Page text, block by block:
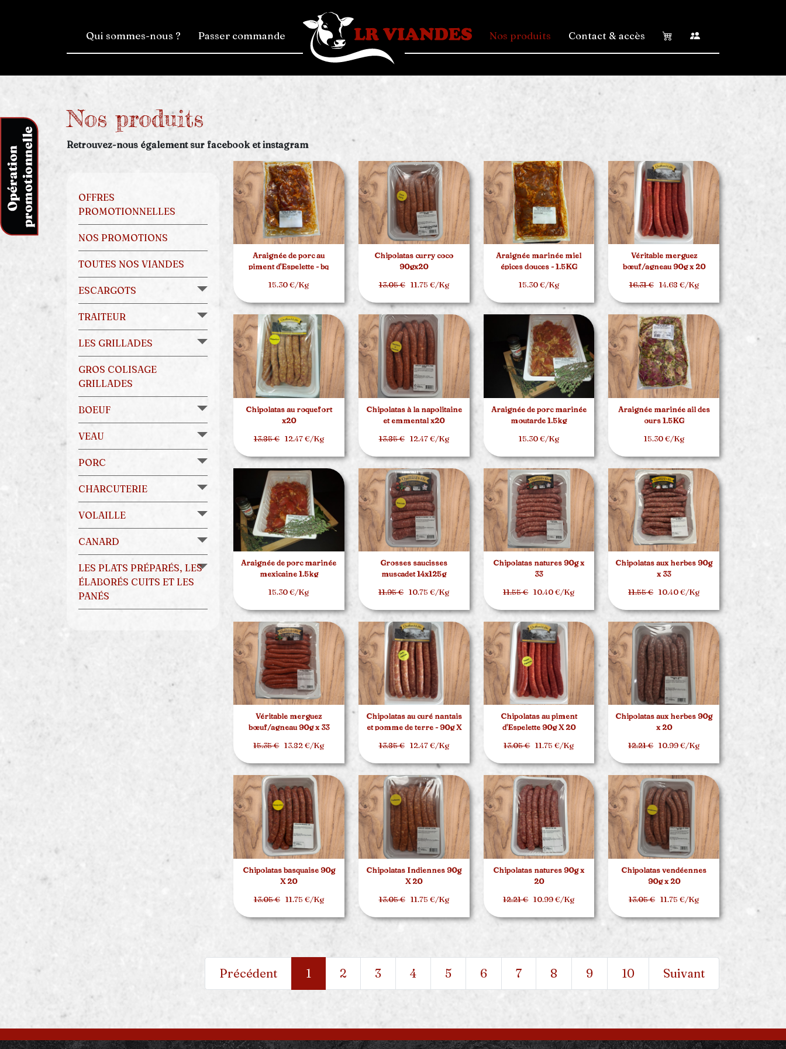
Qui sommes-nous ? Passer commande Nos produits Contact & accès
Nos produits
Retrouvez-nous également sur facebook et instagram
OFFRES
PROMOTIONNELLES
NOS PROMOTIONS
TOUTES NOS VIANDES
ESCARGOTS
TRAITEUR
LES GRILLADES
GROS COLISAGE
GRILLADES
BOEUF
VEAU
PORC
CHARCUTERIE
VOLAILLE
CANARD
LES PLATS PRÉPARÉS, LES
ÉLABORÉS CUITS ET LES
PANÉS
Araignée de porc au
piment d'Espelette - bq
15.30 €/Kg
Chipolatas curry coco
90gx20
13.05 €11.75 €/Kg
Araignée marinée miel
épices douces - 1.5KG
15.30 €/Kg
Véritable merguez
bœuf/agneau 90g x 20
16.31 €14.68 €/Kg
Chipolatas au roquefort
x20
13.85 €12.47 €/Kg
Chipolatas à la napolitaine
et emmental x20
13.85 €12.47 €/Kg
Araignée de porc marinée
moutarde 1.5kg
15.30 €/Kg
Araignée marinée ail des
ours 1.5KG
15.30 €/Kg
Araignée de porc marinée
mexicaine 1.5kg
15.30 €/Kg
Grosses saucisses
muscadet 14x125g
11.95 €10.75 €/Kg
Chipolatas natures 90g x
33
11.55 €10.40 €/Kg
Chipolatas aux herbes 90g
x 33
11.55 €10.40 €/Kg
Véritable merguez
bœuf/agneau 90g x 33
15.35 €13.82 €/Kg
Chipolatas au curé nantais
et pomme de terre - 90g X
13.85 €12.47 €/Kg
Chipolatas au piment
d'Espelette 90g X 20
13.05 €11.75 €/Kg
Chipolatas aux herbes 90g
x 20
12.21 €10.99 €/Kg
Chipolatas basquaise 90g
X 20
13.05 €11.75 €/Kg
Chipolatas Indiennes 90g
X 20
13.05 €11.75 €/Kg
Chipolatas natures 90g x
20
12.21 €10.99 €/Kg
Chipolatas vendéennes
90g x 20
13.05 €11.75 €/Kg
Précédent 1 2 3 4 5 6 7 8 9 10 Suivant